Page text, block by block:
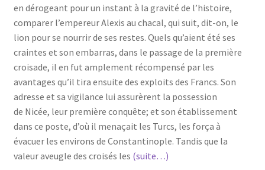
en dérogeant pour un instant à la gravité de l’histoire,
comparer l’empereur Alexis au chacal, qui suit, dit-on, le
lion pour se nourrir de ses restes. Quels qu’aient été ses
craintes et son embarras, dans le passage de la première
croisade, il en fut amplement récompensé par les
avantages qu’il tira ensuite des exploits des Francs. Son
adresse et sa vigilance lui assurèrent la possession
de Nicée, leur première conquête; et son établissement
dans ce poste, d’où il menaçait les Turcs, les força à
évacuer les environs de Constantinople. Tandis que la
valeur aveugle des croisés les (suite…)